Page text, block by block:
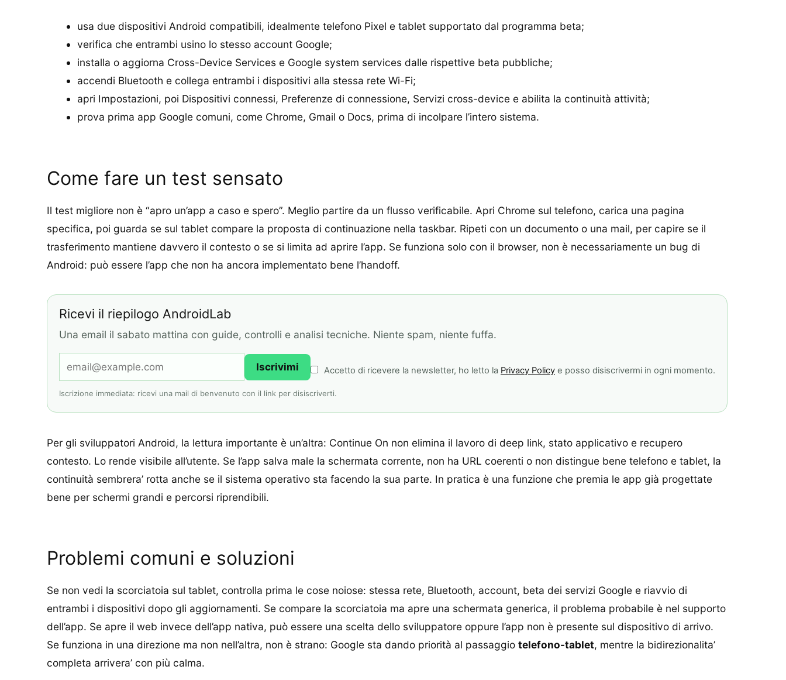
usa due dispositivi Android compatibili, idealmente telefono Pixel e tablet supportato dal programma beta;
verifica che entrambi usino lo stesso account Google;
installa o aggiorna Cross-Device Services e Google system services dalle rispettive beta pubbliche;
accendi Bluetooth e collega entrambi i dispositivi alla stessa rete Wi-Fi;
apri Impostazioni, poi Dispositivi connessi, Preferenze di connessione, Servizi cross-device e abilita la continuità attività;
prova prima app Google comuni, come Chrome, Gmail o Docs, prima di incolpare l’intero sistema.
Come fare un test sensato
Il test migliore non è “apro un’app a caso e spero”. Meglio partire da un flusso verificabile. Apri Chrome sul telefono, carica una pagina
specifica, poi guarda se sul tablet compare la proposta di continuazione nella taskbar. Ripeti con un documento o una mail, per capire se il
trasferimento mantiene davvero il contesto o se si limita ad aprire l’app. Se funziona solo con il browser, non è necessariamente un bug di
Android: può essere l’app che non ha ancora implementato bene l’handoff.
Ricevi il riepilogo AndroidLab
Una email il sabato mattina con guide, controlli e analisi tecniche. Niente spam, niente fuffa.
Iscrivimi Accetto di ricevere la newsletter, ho letto la Privacy Policy e posso disiscrivermi in ogni momento.
Iscrizione immediata: ricevi una mail di benvenuto con il link per disiscriverti.
Per gli sviluppatori Android, la lettura importante è un’altra: Continue On non elimina il lavoro di deep link, stato applicativo e recupero
contesto. Lo rende visibile all’utente. Se l’app salva male la schermata corrente, non ha URL coerenti o non distingue bene telefono e tablet, la
continuità sembrera’ rotta anche se il sistema operativo sta facendo la sua parte. In pratica è una funzione che premia le app già progettate
bene per schermi grandi e percorsi riprendibili.
Problemi comuni e soluzioni
Se non vedi la scorciatoia sul tablet, controlla prima le cose noiose: stessa rete, Bluetooth, account, beta dei servizi Google e riavvio di
entrambi i dispositivi dopo gli aggiornamenti. Se compare la scorciatoia ma apre una schermata generica, il problema probabile è nel supporto
dell’app. Se apre il web invece dell’app nativa, può essere una scelta dello sviluppatore oppure l’app non è presente sul dispositivo di arrivo.
Se funziona in una direzione ma non nell’altra, non è strano: Google sta dando priorità al passaggio telefono-tablet, mentre la bidirezionalita’
completa arrivera’ con più calma.